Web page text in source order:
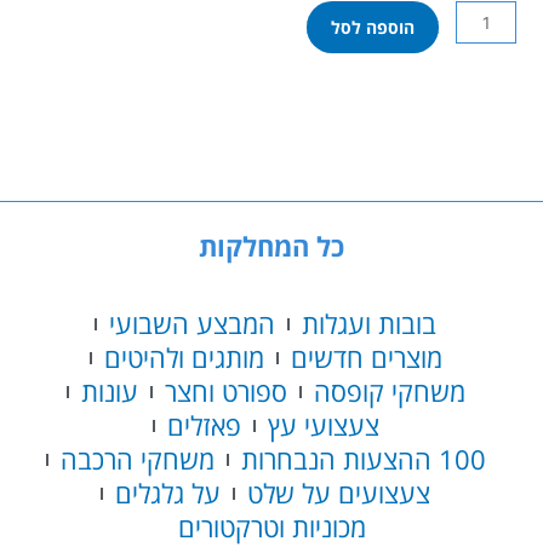
כמות
של
43
הוספה לסל
כל המחלקות
בובות ועגלות
המבצע השבועי
מוצרים חדשים
מותגים ולהיטים
משחקי קופסה
ספורט וחצר
עונות
צעצועי עץ
פאזלים
100 ההצעות הנבחרות
משחקי הרכבה
צעצועים על שלט
על גלגלים
מכוניות וטרקטורים